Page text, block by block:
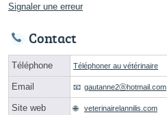
Signaler une erreur
Contact
Téléphone Téléphoner au vétérinaire
Email gautanne2ⓐhotmail.com
Site web veterinairelannilis.com